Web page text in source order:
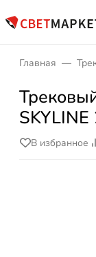
Главная
В избранное